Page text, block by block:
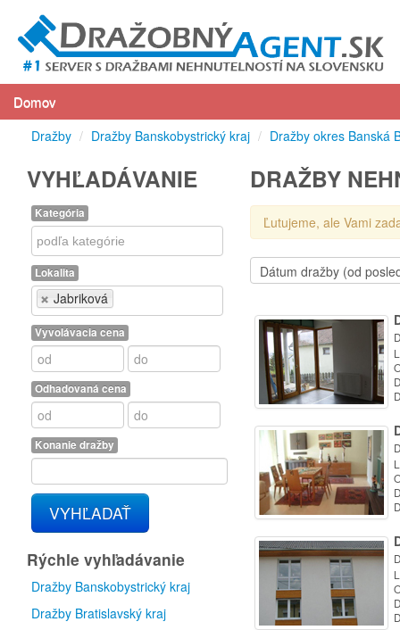
Domov
Dražby / Dražby Banskobystrický kraj / Dražby okres Banská
VYHĽADÁVANIE
Kategória
Kategória
Lokalita
Jabriková
Lokalita
Vyvolávacia cena
Odhadovaná cena
Konanie dražby
VYHĽADAŤ
Rýchle vyhľadávanie
Dražby Banskobystrický kraj
Dražby Bratislavský kraj
DRAŽBY
Ľutujeme, ale Vami